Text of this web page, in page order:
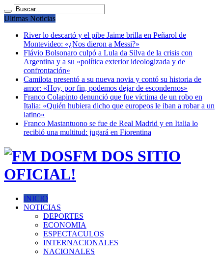
Ultimas Noticias
River lo descartó y el pibe Jaime brilla en Peñarol de
Montevideo: «¿Nos dieron a Messi?»
Flávio Bolsonaro culpó a Lula da Silva de la crisis con
Argentina y a su «política exterior ideologizada y de
confrontación»
Camilota presentó a su nueva novia y contó su historia de
amor: «Hoy, por fin, podemos dejar de escondernos»
Franco Colapinto denunció que fue víctima de un robo en
Italia: «Quién hubiera dicho que europeos le iban a robar a un
latino»
Franco Mastantuono se fue de Real Madrid y en Italia lo
recibió una multitud: jugará en Fiorentina
FM DOS SITIO
OFICIAL!
INICIO
NOTICIAS
DEPORTES
ECONOMIA
ESPECTACULOS
INTERNACIONALES
NACIONALES